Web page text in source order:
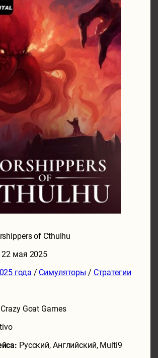
of Cthulhu
22 мая 2025
года / Симуляторы / Стратегии
Crazy Goat Games
Русский, Английский, Multi9